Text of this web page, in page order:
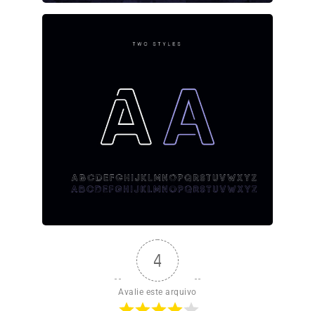
4
Avalie este arquivo